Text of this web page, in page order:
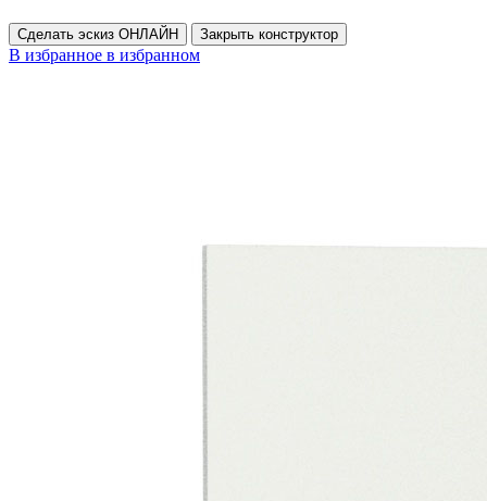
Сделать эскиз ОНЛАЙН Закрыть конструктор
В избранное в избранном